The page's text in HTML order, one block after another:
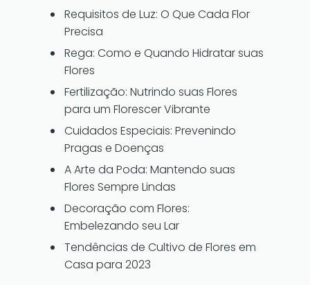
Requisitos de Luz: O Que Cada Flor
Precisa
Rega: Como e Quando Hidratar suas
Flores
Fertilização: Nutrindo suas Flores
para um Florescer Vibrante
Cuidados Especiais: Prevenindo
Pragas e Doenças
A Arte da Poda: Mantendo suas
Flores Sempre Lindas
Decoração com Flores:
Embelezando seu Lar
Tendências de Cultivo de Flores em
Casa para 2023